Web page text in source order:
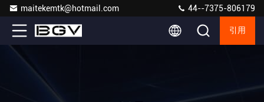
maitekemtk@hotmail.com 44--7375-806179
引用